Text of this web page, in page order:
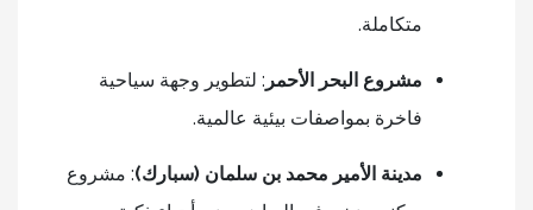
متكاملة.
مشروع البحر الأحمر : لتطوير وجهة سياحية
فاخرة بمواصفات بيئية عالمية.
مدينة الأمير محمد بن سلمان (سبارك): مشروع